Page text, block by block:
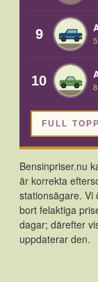
9
10
FULL
Bensinpriser.nu
är korrekta
stationsägare. Vi
bort felaktiga
dagar; därefter
uppdaterar den.